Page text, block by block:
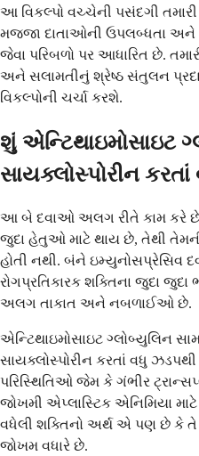
આ વિકલ્પો વચ્ચેની પસંદગી
મજ્જા દાતાઓની ઉપલબ્ધતા અને
જેવા પરિબળો પર આધારિત છે.
અને સલામતીનું શ્રેષ્ઠ સંતુલન
વિકલ્પોની ચર્ચા કરશે.
શું એન્ટિથાઇમોસાઇટ
સાયક્લોસ્પોરીન
આ બે દવાઓ અલગ રીતે કામ કરે છે
જુદા હેતુઓ માટે થાય છે, તેથી
હોતી નથી. બંને ઇમ્યુનોસપ્રેસિવ
રોગપ્રતિકારક શક્તિના જુદા
અલગ તાકાત અને નબળાઈઓ છે.
એન્ટિથાઇમોસાઇટ ગ્લોબ્યુલિન
સાયક્લોસ્પોરીન કરતાં વધુ
પરિસ્થિતિઓ જેમ કે ગંભીર
જોખમી એપ્લાસ્ટિક એનિમિયા
વધેલી શક્તિનો અર્થ એ પણ છે
જોખમ વધારે છે.